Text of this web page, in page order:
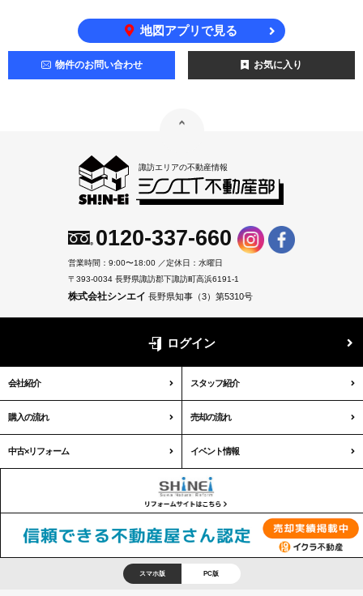
地図アプリで見る
物件のお問い合わせ お気に入り
諏訪エリアの不動産情報
0120-337-660
営業時間：9:00〜18:00 ／定休日：水曜日
〒393-0034 長野県諏訪郡下諏訪町高浜6191-1
株式会社シンエイ 長野県知事（3）第5310号
ログイン
会社紹介 スタッフ紹介
購入の流れ 売却の流れ
中古×リフォーム イベント情報
スマホ版 PC版